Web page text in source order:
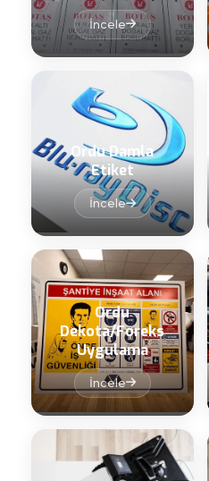
İncele
Ordu Damla
Etiket
İncele
Ordu
Dekota/Foreks
Uygulama
İncele